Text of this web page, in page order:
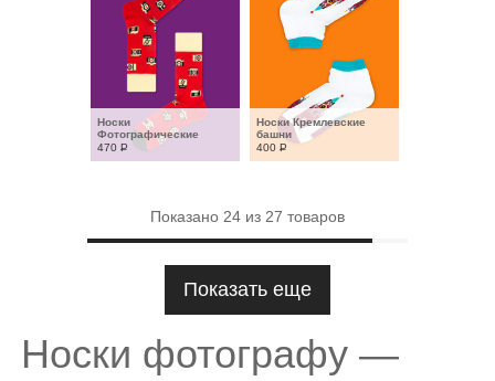
Носки
Фотографические
470 Р
Носки Кремлевские
башни
400 Р
Показано 24 из 27 товаров
Показать еще
Носки фотографу —